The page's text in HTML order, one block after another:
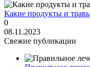
Какие продукты и
0
08.11.2023
Свежие публикации